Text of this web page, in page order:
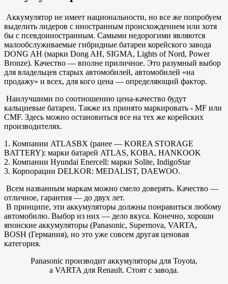
Аккумулятор не имеет национальности, но все же попробуем
выделить лидеров с иностранным происхождением или хотя
бы с псевдоиностранным. Самыми недорогими являются
малообслуживаемые гибридные батареи корейского завода
DONG AH (марки Dong AH, SIGMA, Lights of Nord, Power
Bronze). Качество — вполне приличное. Это разумный выбор
для владельцев старых автомобилей, автомобилей «на
продажу» и всех, для кого цена — определяющий фактор.
Наилучшими по соотношению цена-качество будут
кальциевые батареи. Также их принято маркировать - MF или
CMF. Здесь можно остановиться все на тех же корейских
производителях.
1. Компании ATLASBX (ранее — KOREA STORAGE
BATTERY): марки батарей ATLAS, KOBA, HANKOOK
2. Компании Hyundai Enercell: марки Solite, IndigoStar
3. Корпорации DELKOR: MEDALIST, DAEWOO.
Всем названным маркам можно смело доверять. Качество —
отличное, гарантия — до двух лет.
В принципе, эти аккумуляторы должны понравиться любому
автомобилю. Выбор из них — дело вкуса. Конечно, хороши
японские аккумуляторы (Panasonic, Supernova, VARTA,
BOSH (Германия), но это уже совсем другая ценовая
категория.
Panasonic производит аккумуляторы для Toyota,
а VARTA для Renault. Стоят с завода.